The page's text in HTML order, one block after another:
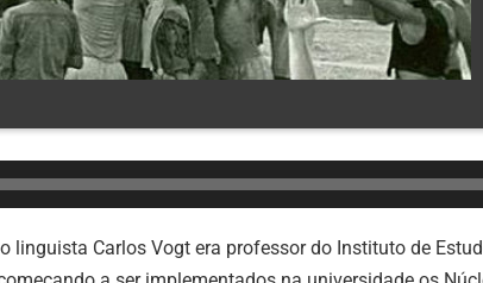
linguista Carlos Vogt era professor do Instituto de